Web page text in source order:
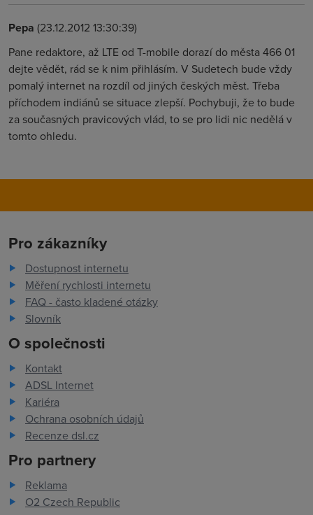
Pepa (23.12.2012 13:30:39)
Pane redaktore, až LTE od T-mobile dorazí do města 466 01
dejte vědět, rád se k nim přihlásím. V Sudetech bude vždy
pomalý internet na rozdíl od jiných českých měst. Třeba
příchodem indiánů se situace zlepší. Pochybuji, že to bude
za současných pravicových vlád, to se pro lidi nic nedělá v
tomto ohledu.
Pro zákazníky
Dostupnost internetu
Měření rychlosti internetu
FAQ - často kladené otázky
Slovník
O společnosti
Kontakt
ADSL Internet
Kariéra
Ochrana osobních údajů
Recenze dsl.cz
Pro partnery
Reklama
O2 Czech Republic